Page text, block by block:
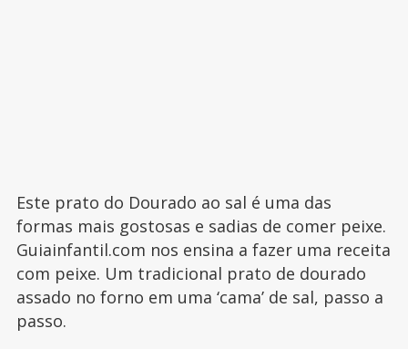
Este prato do Dourado ao sal é uma das
formas mais gostosas e sadias de comer peixe.
Guiainfantil.com nos ensina a fazer uma receita
com peixe. Um tradicional prato de dourado
assado no forno em uma ‘cama’ de sal, passo a
passo.